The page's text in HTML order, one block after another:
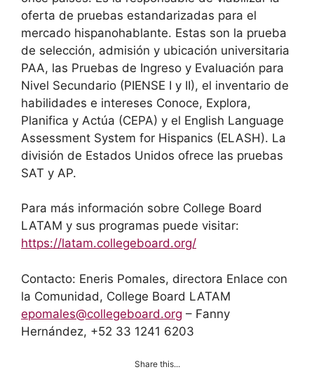
oferta de pruebas estandarizadas para el
mercado hispanohablante. Estas son la prueba
de selección, admisión y ubicación universitaria
PAA, las Pruebas de Ingreso y Evaluación para
Nivel Secundario (PIENSE I y II), el inventario de
habilidades e intereses Conoce, Explora,
Planifica y Actúa (CEPA) y el English Language
Assessment System for Hispanics (ELASH). La
división de Estados Unidos ofrece las pruebas
SAT y AP.
Para más información sobre College Board
LATAM y sus programas puede visitar:
https://latam.collegeboard.org/
Contacto: Eneris Pomales, directora Enlace con
la Comunidad, College Board LATAM
epomales@collegeboard.org – Fanny
Hernández, +52 33 1241 6203
Share this...